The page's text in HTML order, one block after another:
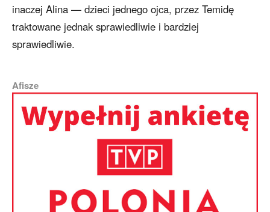
inaczej Alina — dzieci jednego ojca, przez Temidę
traktowane jednak sprawiedliwie i bardziej
sprawiedliwie.
Afisze